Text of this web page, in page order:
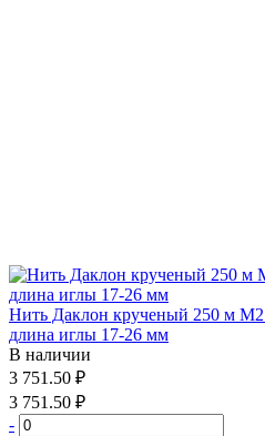
Нить Даклон крученый 250 м М2
длина иглы 17-26 мм
В наличии
3 751.50 ₽
3 751.50 ₽
-